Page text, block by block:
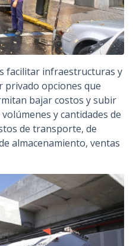
facilitar infraestructuras y
privado opciones que
bajar costos y subir
y cantidades de
de transporte, de
almacenamiento, ventas